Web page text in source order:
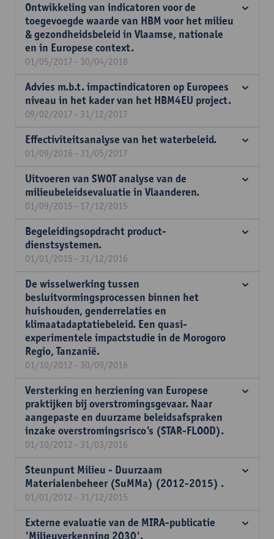
Ontwikkeling van indicatoren voor de
toegevoegde waarde van HBM voor het milieu
& gezondheidsbeleid in Vlaamse, nationale
en in Europese context.
01/05/2017 - 30/04/2018
Advies m.b.t. impactindicatoren op Europees
niveau in het kader van het HBM4EU project.
09/02/2017 - 31/12/2017
Effectiviteitsanalyse van het waterbeleid.
01/09/2016 - 31/05/2017
Uitvoeren van SWOT analyse van de
milieubeleidsevaluatie in Vlaanderen.
01/09/2015 - 17/12/2015
Begeleidingsopdracht product-
dienstsystemen.
01/01/2015 - 31/12/2016
De wisselwerking tussen
besluitvormingsprocessen binnen het
huishouden, genderrelaties en
klimaatadaptatiebeleid. Een quasi-
experimentele impactstudie in de Morogoro
Regio, Tanzanië.
01/10/2012 - 30/09/2016
Versterking en herziening van Europese
praktijken bij overstromingsgevaar. Naar
aangepaste en duurzame beleidsafspraken
inzake overstromingsrisco's (STAR-FLOOD).
01/10/2012 - 31/03/2016
Steunpunt Milieu - Duurzaam
Materialenbeheer (SuMMa) (2012-2015) .
01/01/2012 - 31/12/2015
Externe evaluatie van de MIRA-publicatie
'Milieuverkenning 2030'.